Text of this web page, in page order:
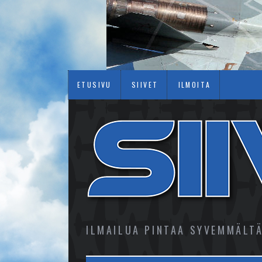
ETUSIVU SIIVET ILMOITA
ILMAILUA PINTAA